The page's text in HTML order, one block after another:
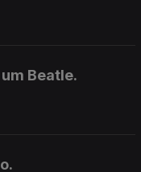
Beatle.